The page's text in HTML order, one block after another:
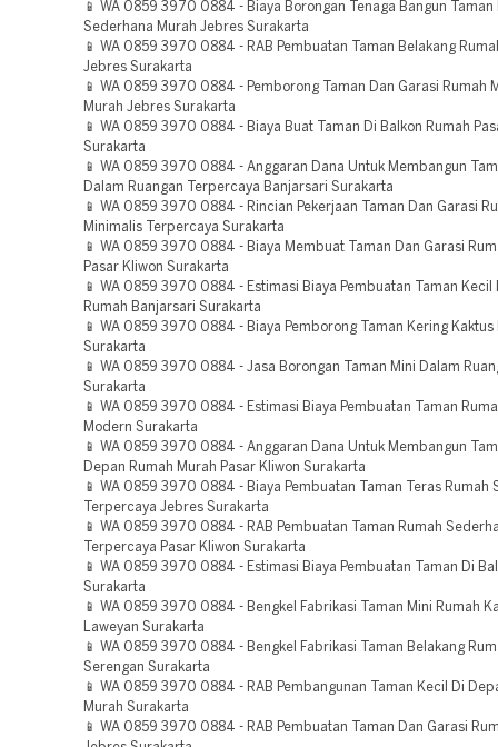
📱 WA 0859 3970 0884 - Biaya Borongan Tenaga Bangun Taman
Sederhana Murah Jebres Surakarta
📱 WA 0859 3970 0884 - RAB Pembuatan Taman Belakang
Jebres Surakarta
📱 WA 0859 3970 0884 - Pemborong Taman Dan Garasi Rumah
Murah Jebres Surakarta
📱 WA 0859 3970 0884 - Biaya Buat Taman Di Balkon Rumah
Surakarta
📱 WA 0859 3970 0884 - Anggaran Dana Untuk Membangun
Dalam Ruangan Terpercaya Banjarsari Surakarta
📱 WA 0859 3970 0884 - Rincian Pekerjaan Taman Dan Garasi
Minimalis Terpercaya Surakarta
📱 WA 0859 3970 0884 - Biaya Membuat Taman Dan Garasi
Pasar Kliwon Surakarta
📱 WA 0859 3970 0884 - Estimasi Biaya Pembuatan Taman Kecil
Rumah Banjarsari Surakarta
📱 WA 0859 3970 0884 - Biaya Pemborong Taman Kering Kaktus
Surakarta
📱 WA 0859 3970 0884 - Jasa Borongan Taman Mini Dalam
Surakarta
📱 WA 0859 3970 0884 - Estimasi Biaya Pembuatan Taman
Modern Surakarta
📱 WA 0859 3970 0884 - Anggaran Dana Untuk Membangun
Depan Rumah Murah Pasar Kliwon Surakarta
📱 WA 0859 3970 0884 - Biaya Pembuatan Taman Teras Rumah
Terpercaya Jebres Surakarta
📱 WA 0859 3970 0884 - RAB Pembuatan Taman Rumah
Terpercaya Pasar Kliwon Surakarta
📱 WA 0859 3970 0884 - Estimasi Biaya Pembuatan Taman Di
Surakarta
📱 WA 0859 3970 0884 - Bengkel Fabrikasi Taman Mini Rumah
Laweyan Surakarta
📱 WA 0859 3970 0884 - Bengkel Fabrikasi Taman Belakang
Serengan Surakarta
📱 WA 0859 3970 0884 - RAB Pembangunan Taman Kecil Di
Murah Surakarta
📱 WA 0859 3970 0884 - RAB Pembuatan Taman Dan Garasi